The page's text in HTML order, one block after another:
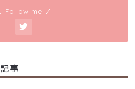
Follow me ／
事